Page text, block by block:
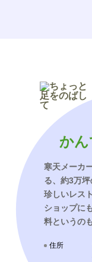
か
寒天メーカ
る、約3万
珍しいレス
ショップに
料というの
住所